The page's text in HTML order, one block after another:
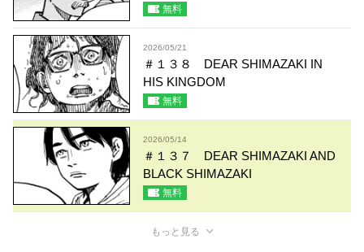
無料
2026/05/21
＃１３８ DEAR SHIMAZAKI IN
HIS KINGDOM
無料
2026/05/14
＃１３７ DEAR SHIMAZAKI AND
BLACK SHIMAZAKI
無料
もっと見る